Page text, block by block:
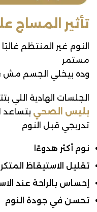
تأثير المساج
النوم غير المنتظم
مستمر
وده بيخلي الجسم مش
الجلسات الهادية اللي
بليس الصحي بتساعد
تدريجي قبل النوم
نوم أكثر هدوءًا
تقليل الاستيقاظ
إحساس بالراحة عند
تحسن في جودة النوم